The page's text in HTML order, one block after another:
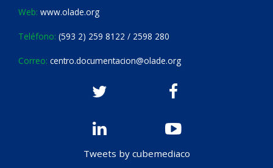
Web: www.olade.org
Teléfono: (593 2) 259 8122 / 2598 280
Correo: centro.documentacion@olade.org
Tweets by cubemediaco